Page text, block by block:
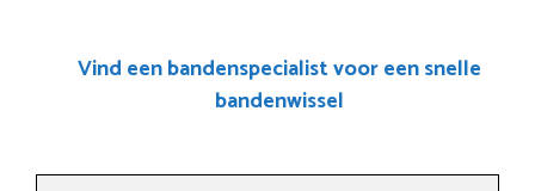
Vind een bandenspecialist voor een snelle
bandenwissel